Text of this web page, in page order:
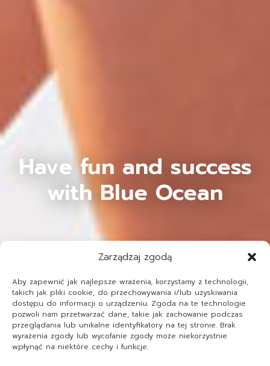
Zarządzaj zgodą
Aby zapewnić jak najlepsze wrażenia, korzystamy z technologii,
takich jak pliki cookie, do przechowywania i/lub uzyskiwania
dostępu do informacji o urządzeniu. Zgoda na te technologie
pozwoli nam przetwarzać dane, takie jak zachowanie podczas
przeglądania lub unikalne identyfikatory na tej stronie. Brak
wyrażenia zgody lub wycofanie zgody może niekorzystnie
wpłynąć na niektóre cechy i funkcje.
Have fun and success
with Blue Ocean